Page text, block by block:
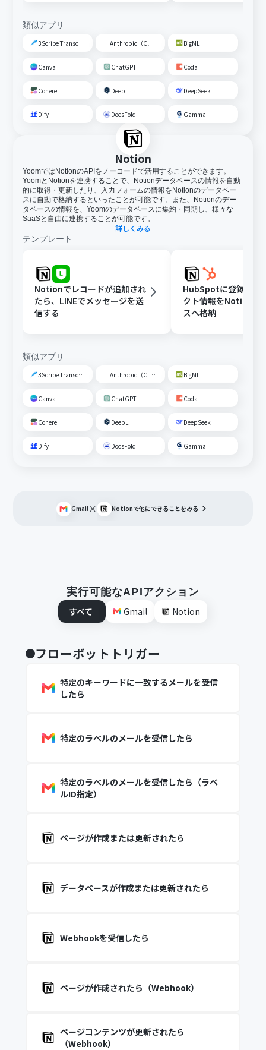
類似アプリ
3Scribe Transcription Anthropic（Claude） BigML
Canva ChatGPT Coda
Cohere DeepL DeepSeek
Dify DocsFold Gamma
Notion
YoomではNotionのAPIをノーコードで活用することができます。
YoomとNotionを連携することで、Notionデータベースの情報を自動
的に取得・更新したり、入力フォームの情報をNotionのデータベー
スに自動で格納するといったことが可能です。また、Notionのデー
タベースの情報を、Yoomのデータベースに集約・同期し、様々な
SaaSと自由に連携することが可能です。
詳しくみる
テンプレート
Notionでレコードが追加され
たら、LINEでメッセージを送
信する
HubSpotに登録され
クト情報をNotionデ
スへ格納
類似アプリ
3Scribe Transcription Anthropic（Claude） BigML
Canva ChatGPT Coda
Cohere DeepL DeepSeek
Dify DocsFold Gamma
Gmail× Notionで他にできることをみる
実行可能なAPIアクション
すべて
Gmail Notion
フローボットトリガー
特定のキーワードに一致するメールを受信
したら
特定のラベルのメールを受信したら
特定のラベルのメールを受信したら（ラベ
ルID指定）
ページが作成または更新されたら
データベースが作成または更新されたら
Webhookを受信したら
ページが作成されたら（Webhook）
ページコンテンツが更新されたら
（Webhook）